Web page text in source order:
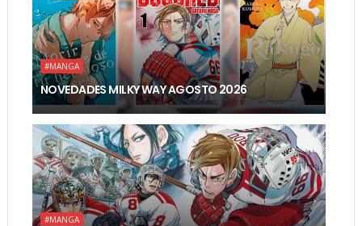
#MANGA
NOVEDADES MILKY WAY AGOSTO 2026
#MANGA